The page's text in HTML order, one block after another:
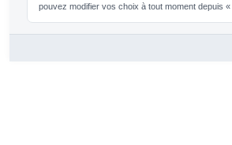
pouvez modifier vos choix à tout moment depuis «